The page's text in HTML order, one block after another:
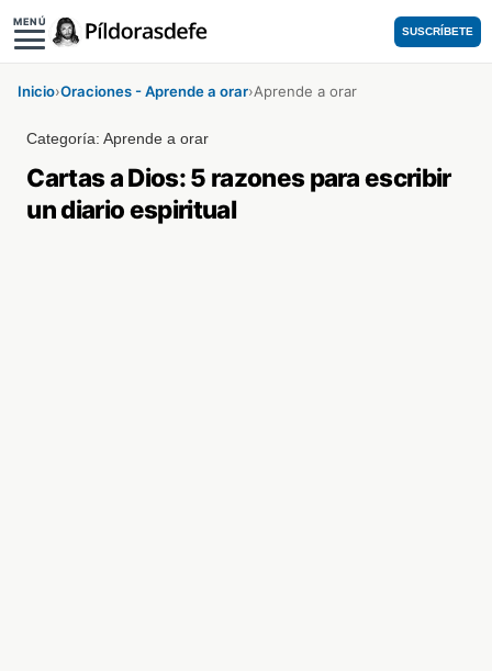
MENÚ
SUSCRÍBETE
Inicio›Oraciones - Aprende a orar›Aprende a orar
Categoría:Aprende a orar
Cartas a Dios: 5 razones para escribir
un diario espiritual